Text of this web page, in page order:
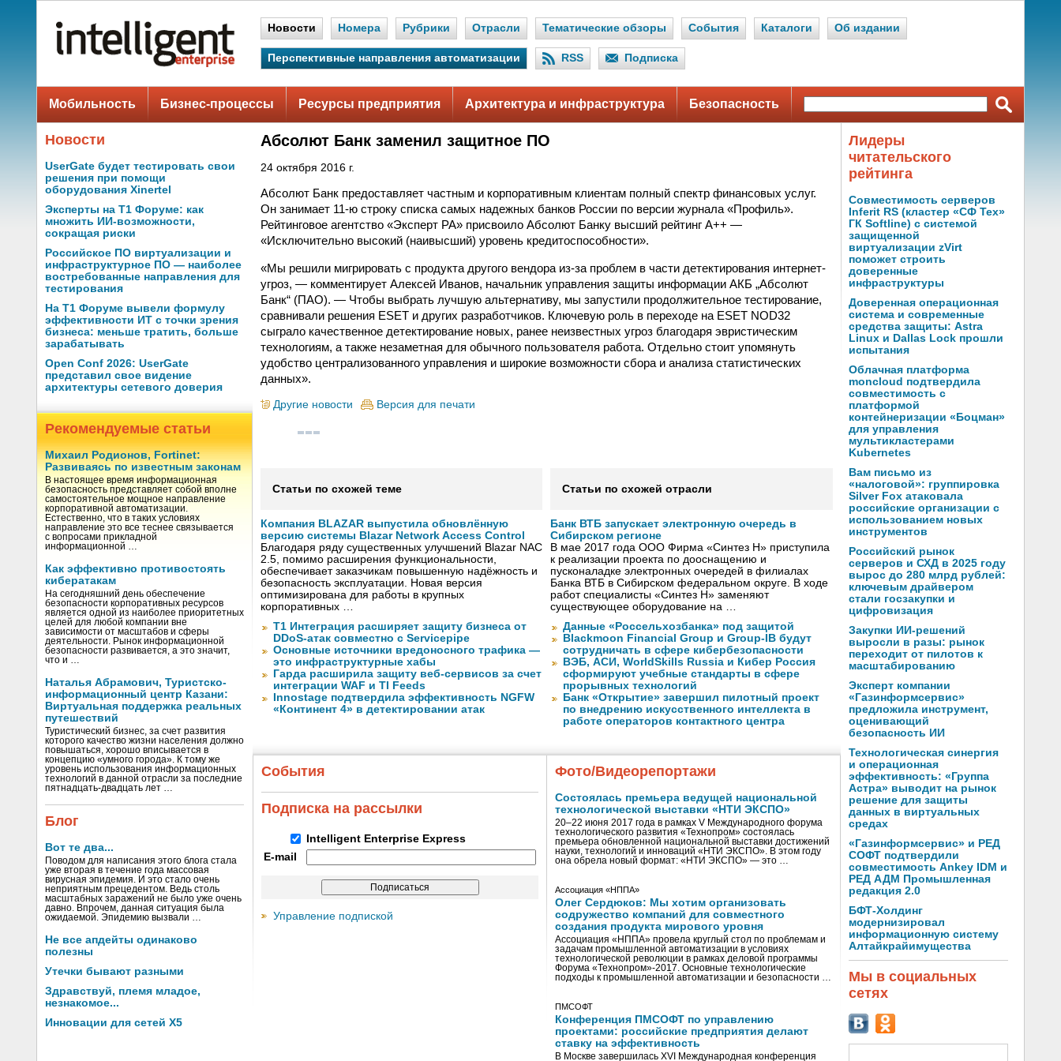
Новости Номера Рубрики Отрасли Тематические обзоры События Каталоги Об издании
Перспективные направления автоматизации RSS Подписка
Мобильность Бизнес-процессы Ресурсы предприятия Архитектура и инфраструктура Безопасность
Новости
UserGate будет тестировать свои
решения при помощи
оборудования Xinertel
Эксперты на Т1 Форуме: как
множить ИИ-возможности,
сокращая риски
Российское ПО виртуализации и
инфраструктурное ПО — наиболее
востребованные направления для
тестирования
На Т1 Форуме вывели формулу
эффективности ИТ с точки зрения
бизнеса: меньше тратить, больше
зарабатывать
Open Conf 2026: UserGate
представил свое видение
архитектуры сетевого доверия
Рекомендуемые статьи
Михаил Родионов, Fortinet:
Развиваясь по известным законам
В настоящее время информационная
безопасность представляет собой вполне
самостоятельное мощное направление
корпоративной автоматизации.
Естественно, что в таких условиях
направление это все теснее связывается
с вопросами прикладной
информационной …
Как эффективно противостоять
кибератакам
На сегодняшний день обеспечение
безопасности корпоративных ресурсов
является одной из наиболее приоритетных
целей для любой компании вне
зависимости от масштабов и сферы
деятельности. Рынок информационной
безопасности развивается, а это значит,
что и …
Наталья Абрамович, Туристско-
информационный центр Казани:
Виртуальная поддержка реальных
путешествий
Туристический бизнес, за счет развития
которого качество жизни населения должно
повышаться, хорошо вписывается в
концепцию «умного города». К тому же
уровень использования информационных
технологий в данной отрасли за последние
пятнадцать-двадцать лет …
Блог
Вот те два...
Поводом для написания этого блога стала
уже вторая в течение года массовая
вирусная эпидемия. И это стало очень
неприятным прецедентом. Ведь столь
масштабных заражений не было уже очень
давно. Впрочем, данная ситуация была
ожидаемой. Эпидемию вызвали …
Не все апдейты одинаково
полезны
Утечки бывают разными
Здравствуй, племя младое,
незнакомое...
Инновации для сетей X5
Абсолют Банк заменил защитное ПО
24 октября 2016 г.
Абсолют Банк предоставляет частным и корпоративным клиентам полный спектр финансовых услуг.
Он занимает 11-ю строку списка самых надежных банков России по версии журнала «Профиль».
Рейтинговое агентство «Эксперт РА» присвоило Абсолют Банку высший рейтинг А++ —
«Исключительно высокий (наивысший) уровень кредитоспособности».
«Мы решили мигрировать с продукта другого вендора из-за проблем в части детектирования интернет-
угроз, — комментирует Алексей Иванов, начальник управления защиты информации АКБ „Абсолют
Банк“ (ПАО). — Чтобы выбрать лучшую альтернативу, мы запустили продолжительное тестирование,
сравнивали решения ESET и других разработчиков. Ключевую роль в переходе на ESET NOD32
сыграло качественное детектирование новых, ранее неизвестных угроз благодаря эвристическим
технологиям, а также незаметная для обычного пользователя работа. Отдельно стоит упомянуть
удобство централизованного управления и широкие возможности сбора и анализа статистических
данных».
Другие новости Версия для печати
Статьи по схожей теме
Компания BLAZAR выпустила обновлённую
версию системы Blazar Network Access Control
Благодаря ряду существенных улучшений Blazar NAC
2.5, помимо расширения функциональности,
обеспечивает заказчикам повышенную надёжность и
безопасность эксплуатации. Новая версия
оптимизирована для работы в крупных
корпоративных …
Т1 Интеграция расширяет защиту бизнеса от
DDoS-атак совместно с Servicepipe
Основные источники вредоносного трафика —
это инфраструктурные хабы
Гарда расширила защиту веб-сервисов за счет
интеграции WAF и TI Feeds
Innostage подтвердила эффективность NGFW
«Континент 4» в детектировании атак
Статьи по схожей отрасли
Банк ВТБ запускает электронную очередь в
Сибирском регионе
В мае 2017 года ООО Фирма «Синтез Н» приступила
к реализации проекта по дооснащению и
пусконаладке электронных очередей в филиалах
Банка ВТБ в Сибирском федеральном округе. В ходе
работ специалисты «Синтез Н» заменяют
существующее оборудование на …
Данные «Россельхозбанка» под защитой
Blackmoon Financial Group и Group-IB будут
сотрудничать в сфере кибербезопасности
ВЭБ, АСИ, WorldSkills Russia и Кибер Россия
сформируют учебные стандарты в сфере
прорывных технологий
Банк «Открытие» завершил пилотный проект
по внедрению искусственного интеллекта в
работе операторов контактного центра
События
Подписка на рассылки
Intelligent Enterprise Express
E-mail
Управление подпиской
Фото/Видеорепортажи
Состоялась премьера ведущей национальной
технологической выставки «НТИ ЭКСПО»
20–22 июня 2017 года в рамках V Международного форума
технологического развития «Технопром» состоялась
премьера обновленной национальной выставки достижений
науки, технологий и инноваций «НТИ ЭКСПО». В этом году
она обрела новый формат: «НТИ ЭКСПО» — это …
Ассоциация «НППА»
Олег Сердюков: Мы хотим организовать
содружество компаний для совместного
создания продукта мирового уровня
Ассоциация «НППА» провела круглый стол по проблемам и
задачам промышленной автоматизации в условиях
технологической революции в рамках деловой программы
Форума «Технопром»-2017. Основные технологические
подходы к промышленной автоматизации и безопасности …
ПМСОФТ
Конференция ПМСОФТ по управлению
проектами: российские предприятия делают
ставку на эффективность
В Москве завершилась XVI Международная конференция
Лидеры
читательского
рейтинга
Совместимость серверов
Inferit RS (кластер «СФ Тех»
ГК Softline) с системой
защищенной
виртуализации zVirt
поможет строить
доверенные
инфраструктуры
Доверенная операционная
система и современные
средства защиты: Astra
Linux и Dallas Lock прошли
испытания
Облачная платформа
moncloud подтвердила
совместимость с
платформой
контейнеризации «Боцман»
для управления
мультикластерами
Kubernetes
Вам письмо из
«налоговой»: группировка
Silver Fox атаковала
российские организации с
использованием новых
инструментов
Российский рынок
серверов и СХД в 2025 году
вырос до 280 млрд рублей:
ключевым драйвером
стали госзакупки и
цифровизация
Закупки ИИ-решений
выросли в разы: рынок
переходит от пилотов к
масштабированию
Эксперт компании
«Газинформсервис»
предложила инструмент,
оценивающий
безопасность ИИ
Технологическая синергия
и операционная
эффективность: «Группа
Астра» выводит на рынок
решение для защиты
данных в виртуальных
средах
«Газинформсервис» и РЕД
СОФТ подтвердили
совместимость Ankey IDM и
РЕД АДМ Промышленная
редакция 2.0
БФТ-Холдинг
модернизировал
информационную систему
Алтайкрайимущества
Мы в социальных
сетях